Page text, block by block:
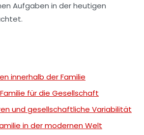
Aufgaben in der heutigen
innerhalb der Familie
für die Gesellschaft
und gesellschaftliche Variabilität
in der modernen Welt